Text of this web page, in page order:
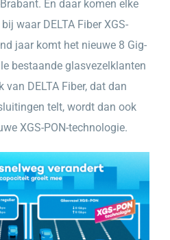
En daar komen elke
waar DELTA Fiber XGS-
jaar komt het nieuwe 8 Gig-
bestaande glasvezelklanten
van DELTA Fiber, dat dan
telt, wordt dan ook
XGS-PON-technologie.